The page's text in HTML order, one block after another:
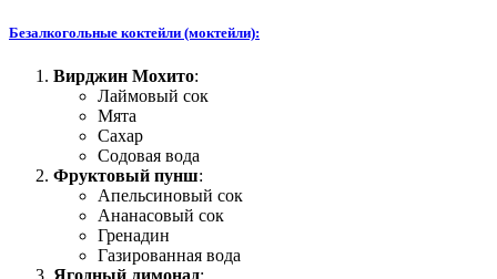
Безалкогольные коктейли (моктейли):
Вирджин Мохито:
Лаймовый сок
Мята
Сахар
Содовая вода
Фруктовый пунш:
Апельсиновый сок
Ананасовый сок
Гренадин
Газированная вода
Ягодный лимонад: